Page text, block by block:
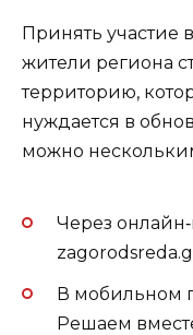
Принять участие
жители региона
территорию,
нуждается в
можно
Через
В мобильном
Решаем